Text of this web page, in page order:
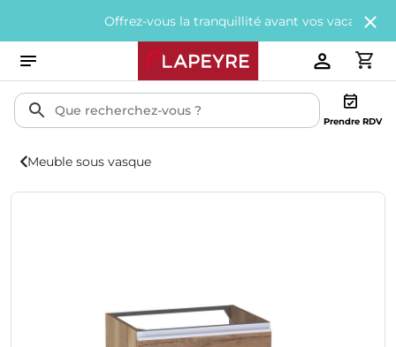
Offrez-vous la tranquillité avant vos vacances avec
Prendre RDV
Meuble sous vasque